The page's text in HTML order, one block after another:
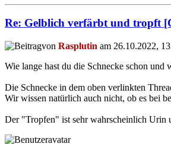
Re: Gelblich verfärbt und tropft
von Rasplutin am 26.10.2022,
Wie lange hast du die Schnecke schon
Die Schnecke in dem oben verlinkten
Wir wissen natürlich auch nicht, ob es bei
Der "Tropfen" ist sehr wahrscheinlich Urin